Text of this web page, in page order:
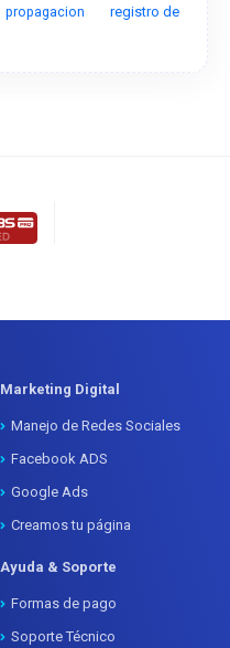
propagacion
registro de
Marketing Digital
Manejo de Redes Sociales
Facebook ADS
Google Ads
Creamos tu página
Ayuda & Soporte
Formas de pago
Soporte Técnico